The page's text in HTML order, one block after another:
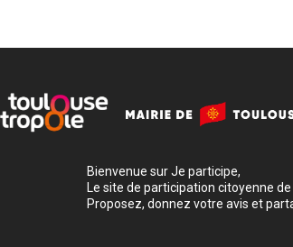
Bienvenue sur Je participe,
Le site de participation citoyenne
Proposez, donnez votre avis et